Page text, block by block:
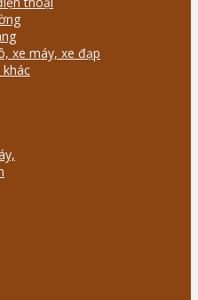
xe máy, xe đạp
khác